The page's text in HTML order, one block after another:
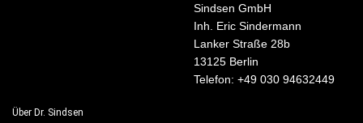
Sindsen GmbH
Inh. Eric Sindermann
Lanker Straße 28b
13125 Berlin
Telefon: +49 030 94632449
Über Dr. Sindsen